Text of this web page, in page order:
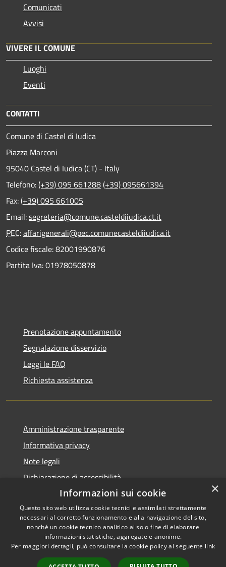
Comunicati
Avvisi
VIVERE IL COMUNE
Luoghi
Eventi
CONTATTI
Comune di Castel di Iudica
Piazza Marconi
95040 Castel di Iudica (CT) - Italy
Telefono:(+39) 095 661288(+39) 095661394
Fax:(+39) 095 661005
Email:segreteria@comune.casteldiiudica.ct.it
PEC:affarigenerali@pec.comunecasteldiiudica.it
Codice fiscale: 82001990876
Partita Iva: 01978050878
Prenotazione appuntamento
Segnalazione disservizio
Leggi le FAQ
Richiesta assistenza
Amministrazione trasparente
Informativa privacy
Note legali
Dichiarazione di accessibilità
Accessibilità
Privacy
Copyright © 2026 • Comune di
Castel di Iudica • Powered by
Municipium
Accesso
×
Informazioni sui cookie
Questo sito web utilizza cookie tecnici e assimilati strettamente
necessari al corretto funzionamento e alla navigazione del sito,
nonché un cookie tecnico analitico al solo fine di elaborare
informazioni statistiche, aggregate e anonime.
Per maggiori dettagli, può consultare la cookie policy al seguente link